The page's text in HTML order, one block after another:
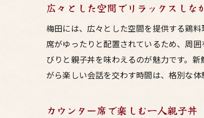
広々とした空間でリラックスしな
梅田には、広々とした空間を提供する鶏
席がゆったりと配置されているため、周
びりと親子丼を味わえるのが魅力です。
がら楽しい会話を交わす時間は、格別な体
カウンター席で楽しむ一人親子丼